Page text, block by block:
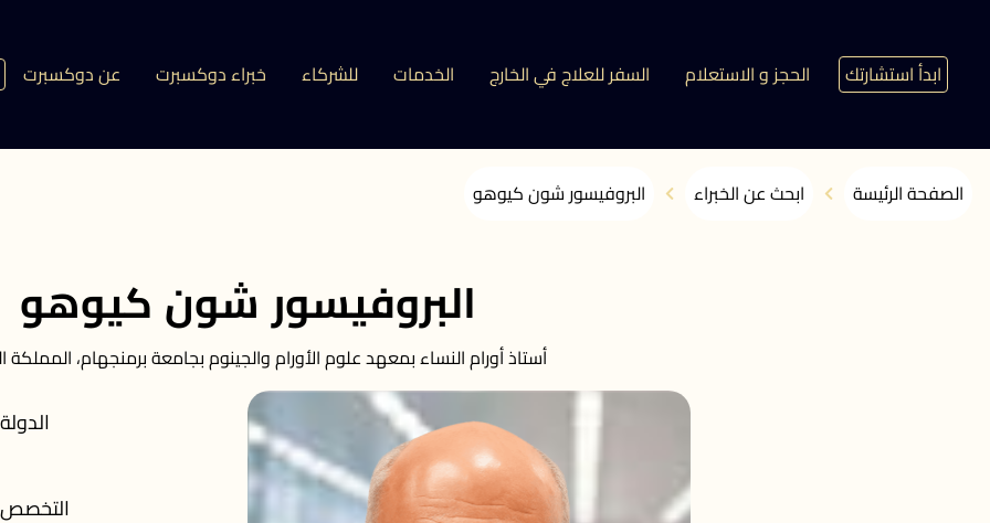
عن دوكسبرت خبراء دوكسبرت للشركاء الخدمات السفر للعلاج في الخارج الحجز و الاستعلام ابدأ استشارتك
الصفحة الرئيسة ابحث عن الخبراء البروفيسور شون كيوهو
البروفيسور شون كيوهو
أستاذ أورام النساء بمعهد علوم الأورام والجينوم بجامعة برمنجهام، المملكة
الدولة
التخصص